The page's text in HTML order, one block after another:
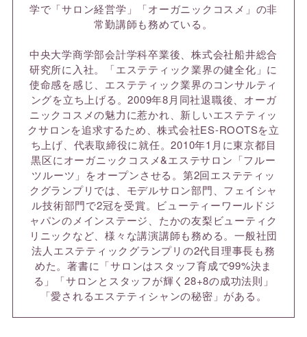
学で「サロン経営学」「オーガニックコスメ」の非
常勤講師も務めている。
中央大学商学部会計学科卒業後、株式会社船井総合
研究所に入社。「エステティック業界の健全化」に
使命感を感じ、エステティック業界のコンサルティ
ングを立ち上げる。2009年8月同社退職後、オーガ
ニックコスメの魅力に惹かれ、新しいエステティッ
クサロンを追求するため、株式会社ES-ROOTSを立
ち上げ、代表取締役に就任。2010年1月に東京都目
黒区にオーガニックコスメ&エステサロン「フルー
ツルーツ」をオープンさせる。第2回エステティッ
クグランプリでは、モデルサロン部門、フェイシャ
ル技術部門で2冠を受賞。ビューティーワールドジ
ャパンのメインステージ、たかの友梨ビューティク
リニックなど、様々な講演講師も務める。一般社団
法人エステティックグランプリの2代目理事長も務
めた。著書に「サロンはスタッフ育成で99%決ま
る」「サロンとスタッフが輝く28+8の成功法則」
「愛されるエステティシャンの秘密」がある。